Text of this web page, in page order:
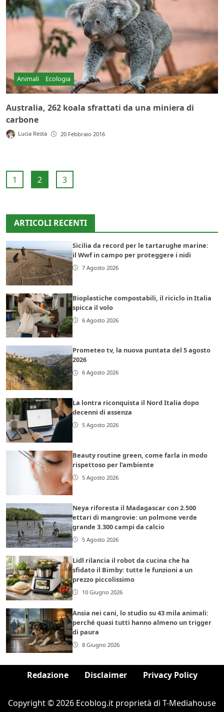
Animali Ecologia
Australia, 262 koala sfrattati da una miniera di
carbone
Lucia Resta 20 Febbraio 2016
1 2 3
ARTICOLI RECENTI
Sicilia da record per le tartarughe marine:
il Wwf in campo per proteggere i nidi
7 Agosto 2026
Bioplastiche compostabili, il riciclo in Italia
spicca il volo
6 Agosto 2026
Prometeo tv, la nuova puntata del 5 agosto
2026
6 Agosto 2026
La lontra riconquista il Nord Italia dopo
decenni di assenza
5 Agosto 2026
Beauty routine green, come farla in modo
rispettoso per l’ambiente
5 Agosto 2026
Neya riforesta il Madagascar con 2.500
ettari di mangrovie: un polmone verde
grande 3.300 campi da calcio
5 Agosto 2026
Lidl rilancia il robot da cucina che ha
sfidato il Bimby: tutte le funzioni a un
prezzo piccolissimo
10 Giugno 2026
Ansia nei cani, lo studio su 43 mila animali:
perché quasi tutti hanno almeno un trigger
di paura
8 Giugno 2026
Redazione Disclaimer Privacy Policy
Copyright © 2026 Ecoblog.it proprietà di T-Mediahouse